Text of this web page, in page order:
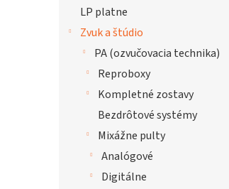
LP platne
Zvuk a štúdio
PA (ozvučovacia technika)
Reproboxy
Kompletné zostavy
Bezdrôtové systémy
Mixážne pulty
Analógové
Digitálne